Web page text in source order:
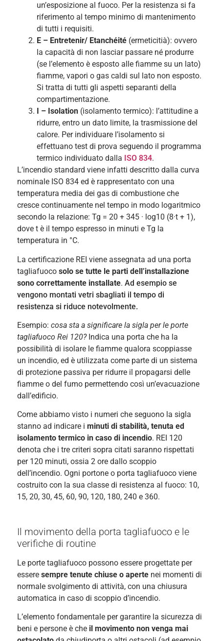
un’esposizione al fuoco. Per la resistenza si fa
riferimento al tempo minimo di mantenimento
di tutti i requisiti.
E – Entretenir/ Etanchéité (ermeticitià): ovvero
la capacità di non lasciar passare né produrre
(se l’elemento è esposto alle fiamme su un lato)
fiamme, vapori o gas caldi sul lato non esposto.
Si tratta di tutti gli aspetti separanti della
compartimentazione.
I – Isolation (isolamento termico): l’attitudine a
ridurre, entro un dato limite, la trasmissione del
calore. Per individuare l’isolamento si
effettuano test di prova seguendo il programma
termico individuato dalla ISO 834.
L’incendio standard viene infatti descritto dalla curva
nominale ISO 834 ed è rappresentato con una
temperatura media dei gas di combustione che
cresce continuamente nel tempo in modo logaritmico
secondo la relazione: Tg = 20 + 345 · log10 (8·t + 1),
dove t è il tempo espresso in minuti e Tg la
temperatura in °C.
La certificazione REI viene assegnata ad una porta
tagliafuoco solo se tutte le parti dell’installazione
sono correttamente installate. Ad esempio se
vengono montati vetri sbagliati il tempo di
resistenza si riduce notevolmente.
Esempio: cosa sta a significare la sigla per le porte
tagliafuoco Rei 120?Indica una porta che ha la
possibilità di isolare le fiamme qualora scoppiasse
un incendio, ed è utilizzata come parte di un sistema
di protezione passiva per ridurre il propagarsi delle
fiamme o del fumo permettendo così un’evacuazione
dall’edificio.
Come abbiamo visto i numeri che seguono la sigla
stanno ad indicare i minuti di stabilità, tenuta ed
isolamento termico in caso di incendio. REI 120
denota che i tre criteri sopra citati saranno rispettati
per 120 minuti, ossia 2 ore dallo scoppio
dell’incendio. Ogni portone o porta tagliafuoco viene
costruito con la sua classe di resistenza al fuoco: 10,
15, 20, 30, 45, 60, 90, 120, 180, 240 e 360.
Il movimento della porta tagliafuoco e le
verifiche di routine
Le porte tagliafuoco possono essere progettate per
essere sempre tenute chiuse o aperte nei momenti di
normale svolgimento di attività, con una chiusura
automatica in caso di scoppio d’incendio.
L’elemento fondamentale per garantire la sicurezza di
beni e persone è che il movimento non venga mai